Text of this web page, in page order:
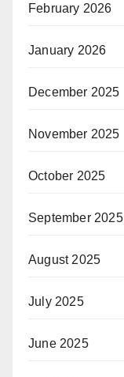
February 2026
January 2026
December 2025
November 2025
October 2025
September 2025
August 2025
July 2025
June 2025